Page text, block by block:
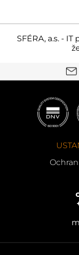
SFÉRA, a.s. -